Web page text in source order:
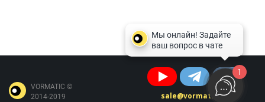
VORMATIC ©
2014-2019
sale@vormatic.ru
1